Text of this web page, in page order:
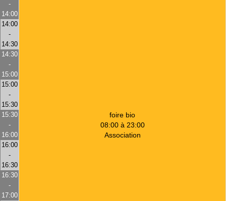
foire bio
08:00 à 23:00
Association
-
14:00
14:00
-
14:30
14:30
-
15:00
15:00
-
15:30
15:30
-
16:00
16:00
-
16:30
16:30
-
17:00